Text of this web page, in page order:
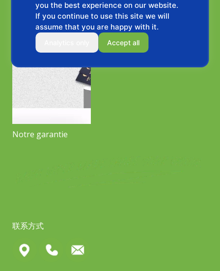
Notre garantie
联系方式
you the best experience on our website.
If you continue to use this site we will
assume that you are happy with it.
Accept all